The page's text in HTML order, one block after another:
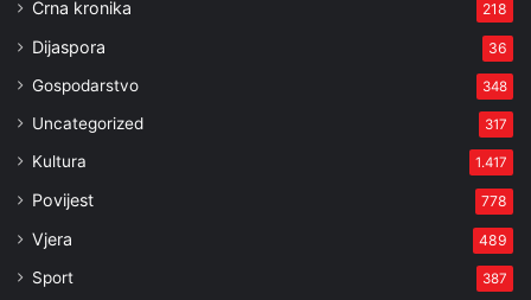
Crna kronika 218
Dijaspora 36
Gospodarstvo 348
Uncategorized 317
Kultura 1.417
Povijest 778
Vjera 489
Sport 387